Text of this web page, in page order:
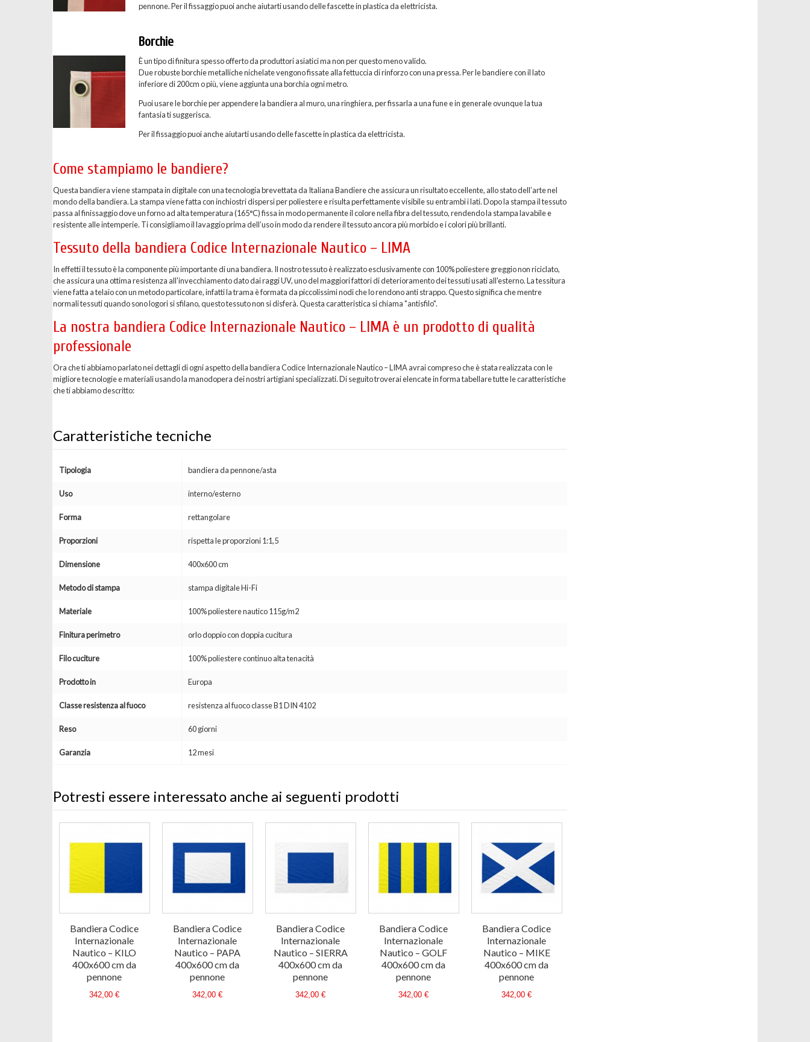
pennone. Per il fissaggio puoi anche aiutarti usando delle fascette in plastica da elettricista.
Borchie
È un tipo di finitura spesso offerto da produttori asiatici ma non per questo meno valido.
Due robuste borchie metalliche nichelate vengono fissate alla fettuccia di rinforzo con una pressa. Per le bandiere con il lato
inferiore di 200cm o più, viene aggiunta una borchia ogni metro.
Puoi usare le borchie per appendere la bandiera al muro, una ringhiera, per fissarla a una fune e in generale ovunque la tua
fantasia ti suggerisca.
Per il fissaggio puoi anche aiutarti usando delle fascette in plastica da elettricista.
Come stampiamo le bandiere?
Questa bandiera viene stampata in digitale con una tecnologia brevettata da Italiana Bandiere che assicura un risultato eccellente, allo stato dell’arte nel
mondo della bandiera. La stampa viene fatta con inchiostri dispersi per poliestere e risulta perfettamente visibile su entrambi i lati. Dopo la stampa il tessuto
passa al finissaggio dove un forno ad alta temperatura (165°C) fissa in modo permanente il colore nella fibra del tessuto, rendendo la stampa lavabile e
resistente alle intemperie. Ti consigliamo il lavaggio prima dell’uso in modo da rendere il tessuto ancora più morbido e i colori più brillanti.
Tessuto della bandiera Codice Internazionale Nautico – LIMA
In effetti il tessuto è la componente più importante di una bandiera. Il nostro tessuto è realizzato esclusivamente con 100% poliestere greggio non riciclato,
che assicura una ottima resistenza all'invecchiamento dato dai raggi UV, uno del maggiori fattori di deterioramento dei tessuti usati all'esterno. La tessitura
viene fatta a telaio con un metodo particolare, infatti la trama è formata da piccolissimi nodi che lo rendono anti strappo. Questo significa che mentre
normali tessuti quando sono logori si sfilano, questo tessuto non si disferà. Questa caratteristica si chiama "antisfilo".
La nostra bandiera Codice Internazionale Nautico – LIMA è un prodotto di qualità
professionale
Ora che ti abbiamo parlato nei dettagli di ogni aspetto della bandiera Codice Internazionale Nautico – LIMA avrai compreso che è stata realizzata con le
migliore tecnologie e materiali usando la manodopera dei nostri artigiani specializzati. Di seguito troverai elencate in forma tabellare tutte le caratteristiche
che ti abbiamo descritto:
Caratteristiche tecniche
Tipologia bandiera da pennone/asta
Uso interno/esterno
Forma rettangolare
Proporzioni rispetta le proporzioni 1:1,5
Dimensione 400x600 cm
Metodo di stampa stampa digitale Hi-Fi
Materiale 100% poliestere nautico 115g/m2
Finitura perimetro orlo doppio con doppia cucitura
Filo cuciture 100% poliestere continuo alta tenacità
Prodotto in Europa
Classe resistenza al fuoco resistenza al fuoco classe B1 DIN 4102
Reso 60 giorni
Garanzia 12 mesi
Potresti essere interessato anche ai seguenti prodotti
Bandiera Codice
Internazionale
Nautico – KILO
400x600 cm da
pennone
342,00 €
Bandiera Codice
Internazionale
Nautico – PAPA
400x600 cm da
pennone
342,00 €
Bandiera Codice
Internazionale
Nautico – SIERRA
400x600 cm da
pennone
342,00 €
Bandiera Codice
Internazionale
Nautico – GOLF
400x600 cm da
pennone
342,00 €
Bandiera Codice
Internazionale
Nautico – MIKE
400x600 cm da
pennone
342,00 €